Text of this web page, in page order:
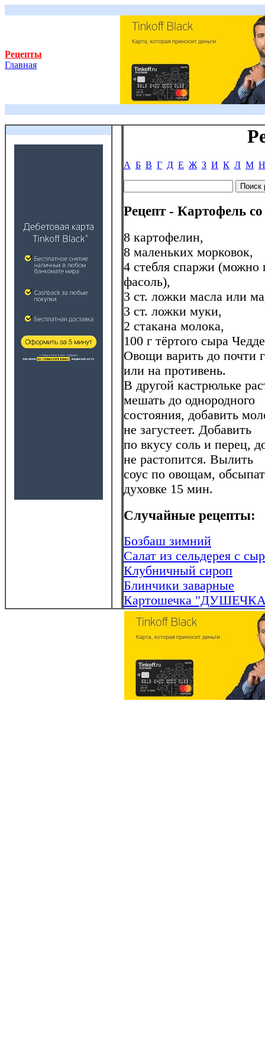
Рецепты
Главная
А Б В Г Д Е Ж З И К Л М Н
Рецепт - Картофель
8 картофелин,
8 маленьких морковок,
4 стебля спаржи (можно
фасоль),
3 ст. ложки масла или
3 ст. ложки муки,
2 стакана молока,
100 г тёртого сыра
Овощи варить до почти
или на противень.
В другой кастрюльке
мешать до однородного
состояния, добавить
не загустеет. Добавить
по вкусу соль и перец,
не растопится. Вылить
соус по овощам,
духовке 15 мин.
Случайные рецепты:
Бозбаш зимний
Салат из сельдерея с
Клубничный сироп
Блинчики заварные
Картошечка